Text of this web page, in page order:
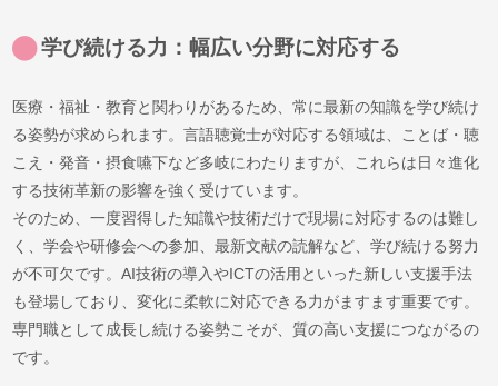
学び続ける力：幅広い分野に対応する
医療・福祉・教育と関わりがあるため、常に最新の知識を学び続け
る姿勢が求められます。言語聴覚士が対応する領域は、ことば・聴
こえ・発音・摂食嚥下など多岐にわたりますが、これらは日々進化
する技術革新の影響を強く受けています。
そのため、一度習得した知識や技術だけで現場に対応するのは難し
く、学会や研修会への参加、最新文献の読解など、学び続ける努力
が不可欠です。AI技術の導入やICTの活用といった新しい支援手法
も登場しており、変化に柔軟に対応できる力がますます重要です。
専門職として成長し続ける姿勢こそが、質の高い支援につながるの
です。